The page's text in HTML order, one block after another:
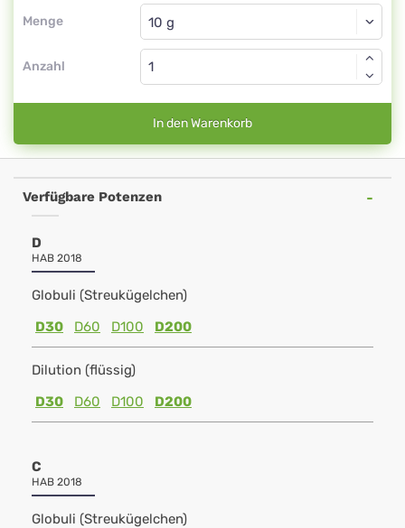
Menge
Globuli
Anzahl
In den Warenkorb
Verfügbare Potenzen
D
HAB 2018
Globuli (Streukügelchen)
D30
D60 D100 D200
Dilution (flüssig)
D30
D60 D100 D200
C
HAB 2018
Globuli (Streukügelchen)